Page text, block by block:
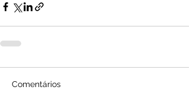
Comentários